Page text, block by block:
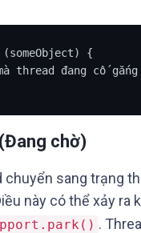
{
thread đang cố
chờ)
chuyển sang trạng
này có thể xảy ra
.